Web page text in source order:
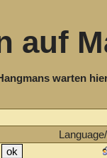
auf
warten